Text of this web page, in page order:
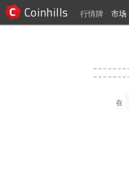
Coinhills 行情牌 市场
在